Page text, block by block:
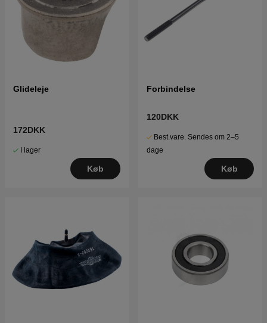
Glideleje
172DKK
I lager
Køb
Forbindelse
120DKK
Best.vare. Sendes om 2–5
dage
Køb